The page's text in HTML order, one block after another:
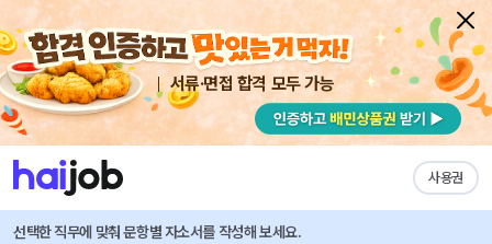
서류·면접 합격 모두 가능
사용권
채용공고 자소서 자유항목 자소서 내 작성목록
LG생활건강 즐겨찾기
일본 디지털 마케팅 계약직 채용
선택한 직무에 맞춰 문항별 자소서를 작성해 보세요.